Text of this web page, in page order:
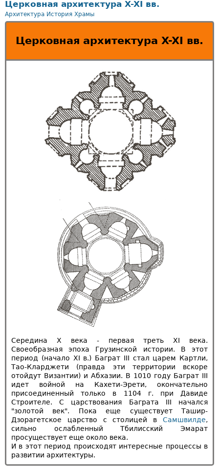
Церковная архитектура X-XI вв.
Архитектура История Храмы
Церковная архитектура X-XI вв.
Середина X века - первая треть XI века.
Своеобразная эпоха Грузинской истории. В этот
период (начало XI в.) Баграт III стал царем Картли,
Тао-Кларджети (правда эти территории вскоре
отойдут Византии) и Абхазии. В 1010 году Баграт III
идет войной на Кахети-Эрети, окончательно
присоединенный только в 1104 г. при Давиде
Строителе. С царствования Баграта III начался
"золотой век". Пока еще существует Ташир-
Дзорагетское царство с столицей в Самшвилде,
сильно ослабленный Тбилисский Эмарат
просуществует еще около века.
И в этот период происходят интересные процессы в
развитии архитектуры.